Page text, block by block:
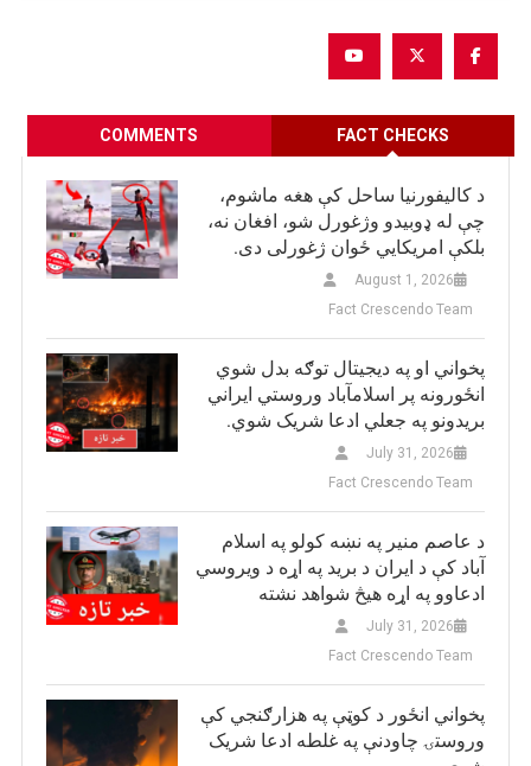
FACT CHECKS
COMMENTS
د کالیفورنیا ساحل کې هغه ماشوم،
چې له ډوبیدو وژغورل شو، افغان نه،
بلکې امریکایي ځوان ژغورلی دی.
August 1, 2026
Fact Crescendo Team
پخواني او په دیجیتال توګه بدل شوي
انځورونه پر اسلامآباد وروستي ایراني
بريدونو په جعلي ادعا شریک شوي.
July 31, 2026
Fact Crescendo Team
د عاصم منیر په نښه کولو په اسلام
آباد کې د ایران د برید په اړه د ویروسي
ادعاوو په اړه هیڅ شواهد نشته
July 31, 2026
Fact Crescendo Team
پخواني انځور د کوټې په هزارګنجي کې
وروستۍ چاودنې په غلطه ادعا شریک